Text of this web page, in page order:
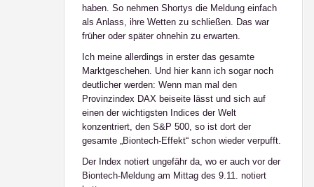
haben. So nehmen Shortys die Meldung einfach
als Anlass, ihre Wetten zu schließen. Das war
früher oder später ohnehin zu erwarten.
Ich meine allerdings in erster das gesamte
Marktgeschehen. Und hier kann ich sogar noch
deutlicher werden: Wenn man mal den
Provinzindex DAX beiseite lässt und sich auf
einen der wichtigsten Indices der Welt
konzentriert, den S&P 500, so ist dort der
gesamte „Biontech-Effekt“ schon wieder verpufft.
Der Index notiert ungefähr da, wo er auch vor der
Biontech-Meldung am Mittag des 9.11. notiert